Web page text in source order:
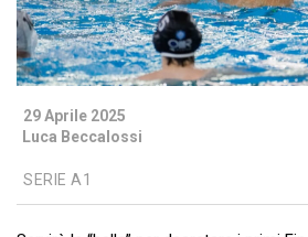
29 Aprile 2025
Luca Beccalossi
SERIE A1